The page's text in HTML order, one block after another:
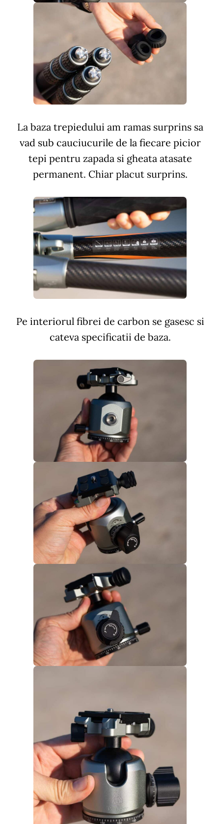
La baza trepiedului am ramas surprins sa
vad sub cauciucurile de la fiecare picior
tepi pentru zapada si gheata atasate
permanent. Chiar placut surprins.
Pe interiorul fibrei de carbon se gasesc si
cateva specificatii de baza.